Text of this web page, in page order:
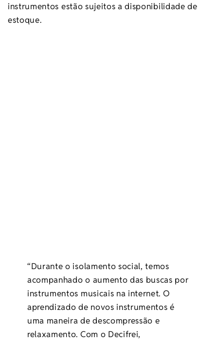
instrumentos estão sujeitos a disponibilidade de
estoque.
“Durante o isolamento social, temos
acompanhado o aumento das buscas por
instrumentos musicais na internet. O
aprendizado de novos instrumentos é
uma maneira de descompressão e
relaxamento. Com o Decifrei,